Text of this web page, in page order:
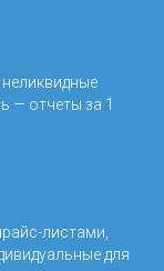
— отчеты за 1
листами,
для